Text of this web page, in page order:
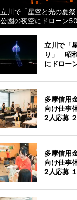
立川で「星空と光の夏
公園の夜空にドローン
立川で「
り」 昭
にドロー
多摩信用
向け仕事
2人応募 ２
多摩信用
向け仕事
2人応募 １